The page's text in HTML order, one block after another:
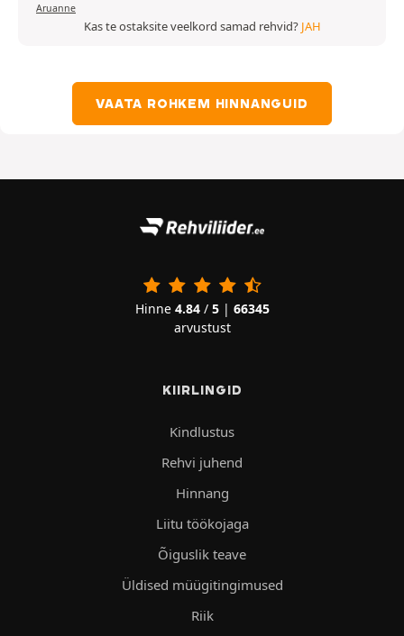
Aruanne
Kas te ostaksite veelkord samad rehvid? JAH
VAATA ROHKEM HINNANGUID
Hinne 4.84/ 5| 66345
arvustust
KIIRLINGID
Kindlustus
Rehvi juhend
Hinnang
Liitu töökojaga
Õiguslik teave
Üldised müügitingimused
Riik